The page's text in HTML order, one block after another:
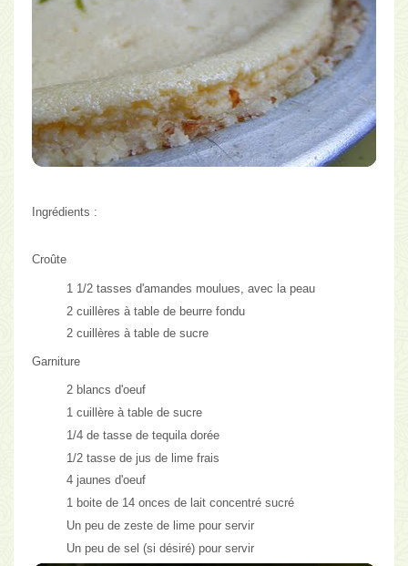
Ingrédients :
Croûte
1 1/2 tasses d'amandes moulues, avec la peau
2 cuillères à table de beurre fondu
2 cuillères à table de sucre
Garniture
2 blancs d'oeuf
1 cuillère à table de sucre
1/4 de tasse de tequila dorée
1/2 tasse de jus de lime frais
4 jaunes d'oeuf
1 boite de 14 onces de lait concentré sucré
Un peu de zeste de lime pour servir
Un peu de sel (si désiré) pour servir